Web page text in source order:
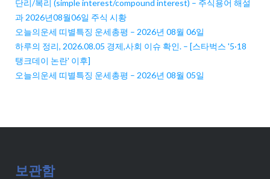
단리/복리 (simple interest/compound interest) – 주식용어 해설
과 2026년08월06일 주식 시황
오늘의운세 띠별특징 운세총평 – 2026년 08월 06일
하루의 정리, 2026.08.05 경제,사회 이슈 확인. – [스타벅스 '5·18
탱크데이 논란' 이후]
오늘의운세 띠별특징 운세총평 – 2026년 08월 05일
보관함